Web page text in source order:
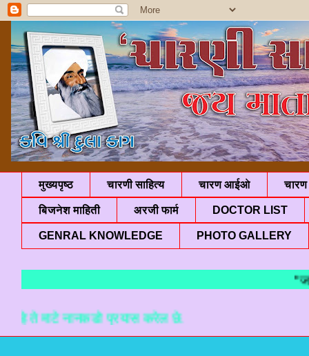
मुख्यपृष्ठ चारणी साहित्य चारण आईओ चारण
बिजनेश माहिती अरजी फार्म DOCTOR LIST
GENRAL KNOWLEDGE PHOTO GALLERY
"जय
माटे नानकडो प्रयास करेल छे.